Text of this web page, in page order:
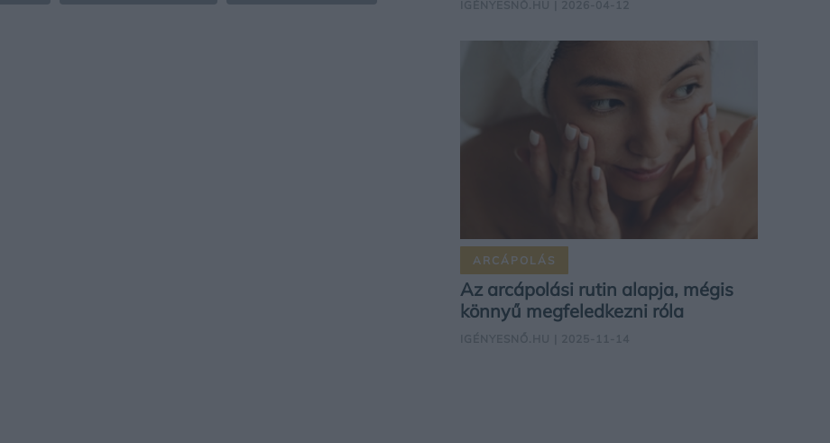
ARCÁPOLÁS
Az arcápolási rutin alapja, mégis
könnyű megfeledkezni róla